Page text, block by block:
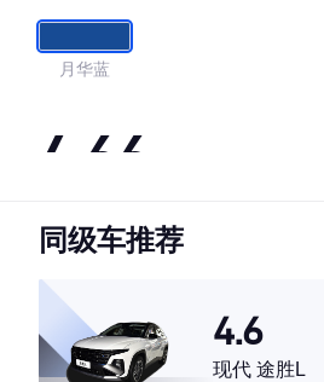
月华蓝
4.66
·外观表现较为优秀，优于60%同级车
·空间表现较为优秀，优于53%同级车
同级车推荐
4.6
现代 途胜L